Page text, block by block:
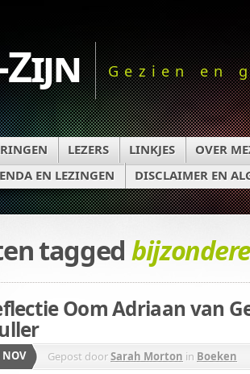
Gezien en
LEZERS LINKJES
OVER
EN LEZINGEN DISCLAIMER EN
tagged
Oom Adriaan van
NOV Gepost doorSarah Morton in Boeken